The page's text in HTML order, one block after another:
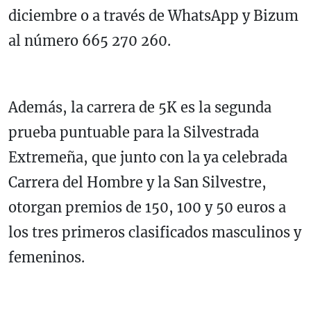
diciembre o a través de WhatsApp y Bizum
al número 665 270 260.
Además, la carrera de 5K es la segunda
prueba puntuable para la Silvestrada
Extremeña, que junto con la ya celebrada
Carrera del Hombre y la San Silvestre,
otorgan premios de 150, 100 y 50 euros a
los tres primeros clasificados masculinos y
femeninos.